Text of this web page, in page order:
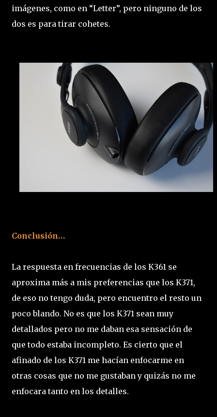
imágenes, como en “Letter”, pero ninguno de los
dos es para tirar cohetes.
Conclusión…
La respuesta en frecuencias de los K361 se
aproxima más a mis preferencias que los K371,
de eso no tengo duda, pero encuentro el resto un
poco blando. No es que los K371 sean muy
detallados pero no me daban esa sensación de
que todo estaba incompleto. Es cierto que el
afinado de los K371 me hacían enfocarme en
otras cosas que no me gustaban y quizás no me
enfocara tanto en los detalles.